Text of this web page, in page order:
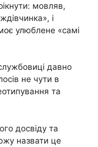
мовляв,
і
улюблене «самі
давно
не чути в
та
досвіду та
назвати це